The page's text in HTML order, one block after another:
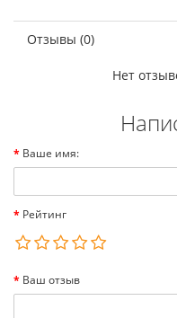
Отзывы (0)
Нет
Ваше имя:
Рейтинг
Ваш отзыв